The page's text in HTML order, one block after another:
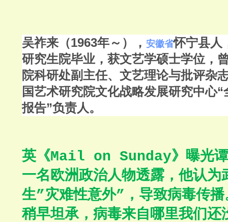
吴祚来（1963年～）， 安徽省怀宁县人
研究生院毕业，获文艺学硕士学位，
院科研处副主任、文艺理论与批评杂
国艺术研究院文化战略发展研究中心
报告”负责人。
英《Mail on Sunday》曝光
一名欧洲政治人物透露，他认为
生”灾难性意外” ，导致病毒传
稍早坦承，病毒来自哪里我们还